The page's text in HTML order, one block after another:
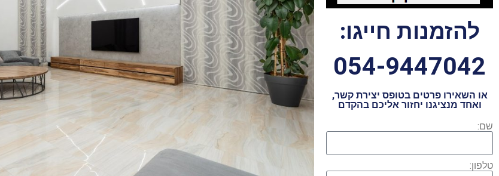
להזמנות חייגו:
054-9447042
או השאירו פרטים בטופס יצירת קשר,
ואחד מנציגנו יחזור אליכם בהקדם
שם:
טלפון: